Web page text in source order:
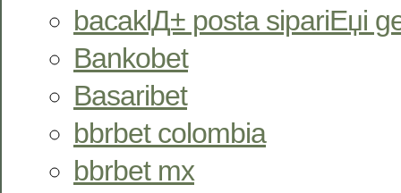
bacaklД± posta sipariЕџi
Bankobet
Basaribet
bbrbet colombia
bbrbet mx